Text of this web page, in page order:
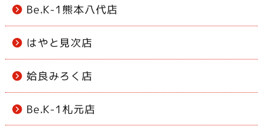
Be.K-1熊本八代店
はやと見次店
姶良みろく店
Be.K-1札元店